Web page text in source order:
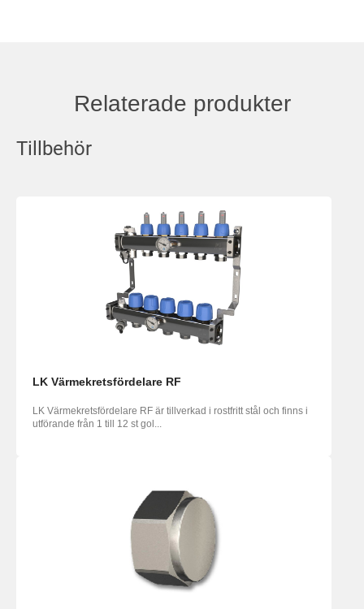
Relaterade produkter
Tillbehör
LK Värmekretsfördelare RF
LK Värmekretsfördelare RF är tillverkad i rostfritt stål och finns i
utförande från 1 till 12 st gol...